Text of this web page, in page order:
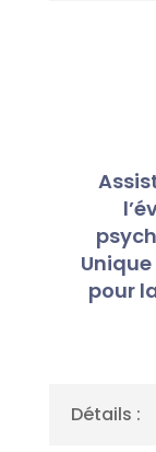
pour
Détails :